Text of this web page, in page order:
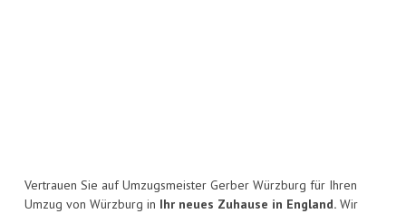
Vertrauen Sie auf Umzugsmeister Gerber Würzburg für Ihren
Umzug von Würzburg in Ihr neues Zuhause in England. Wir